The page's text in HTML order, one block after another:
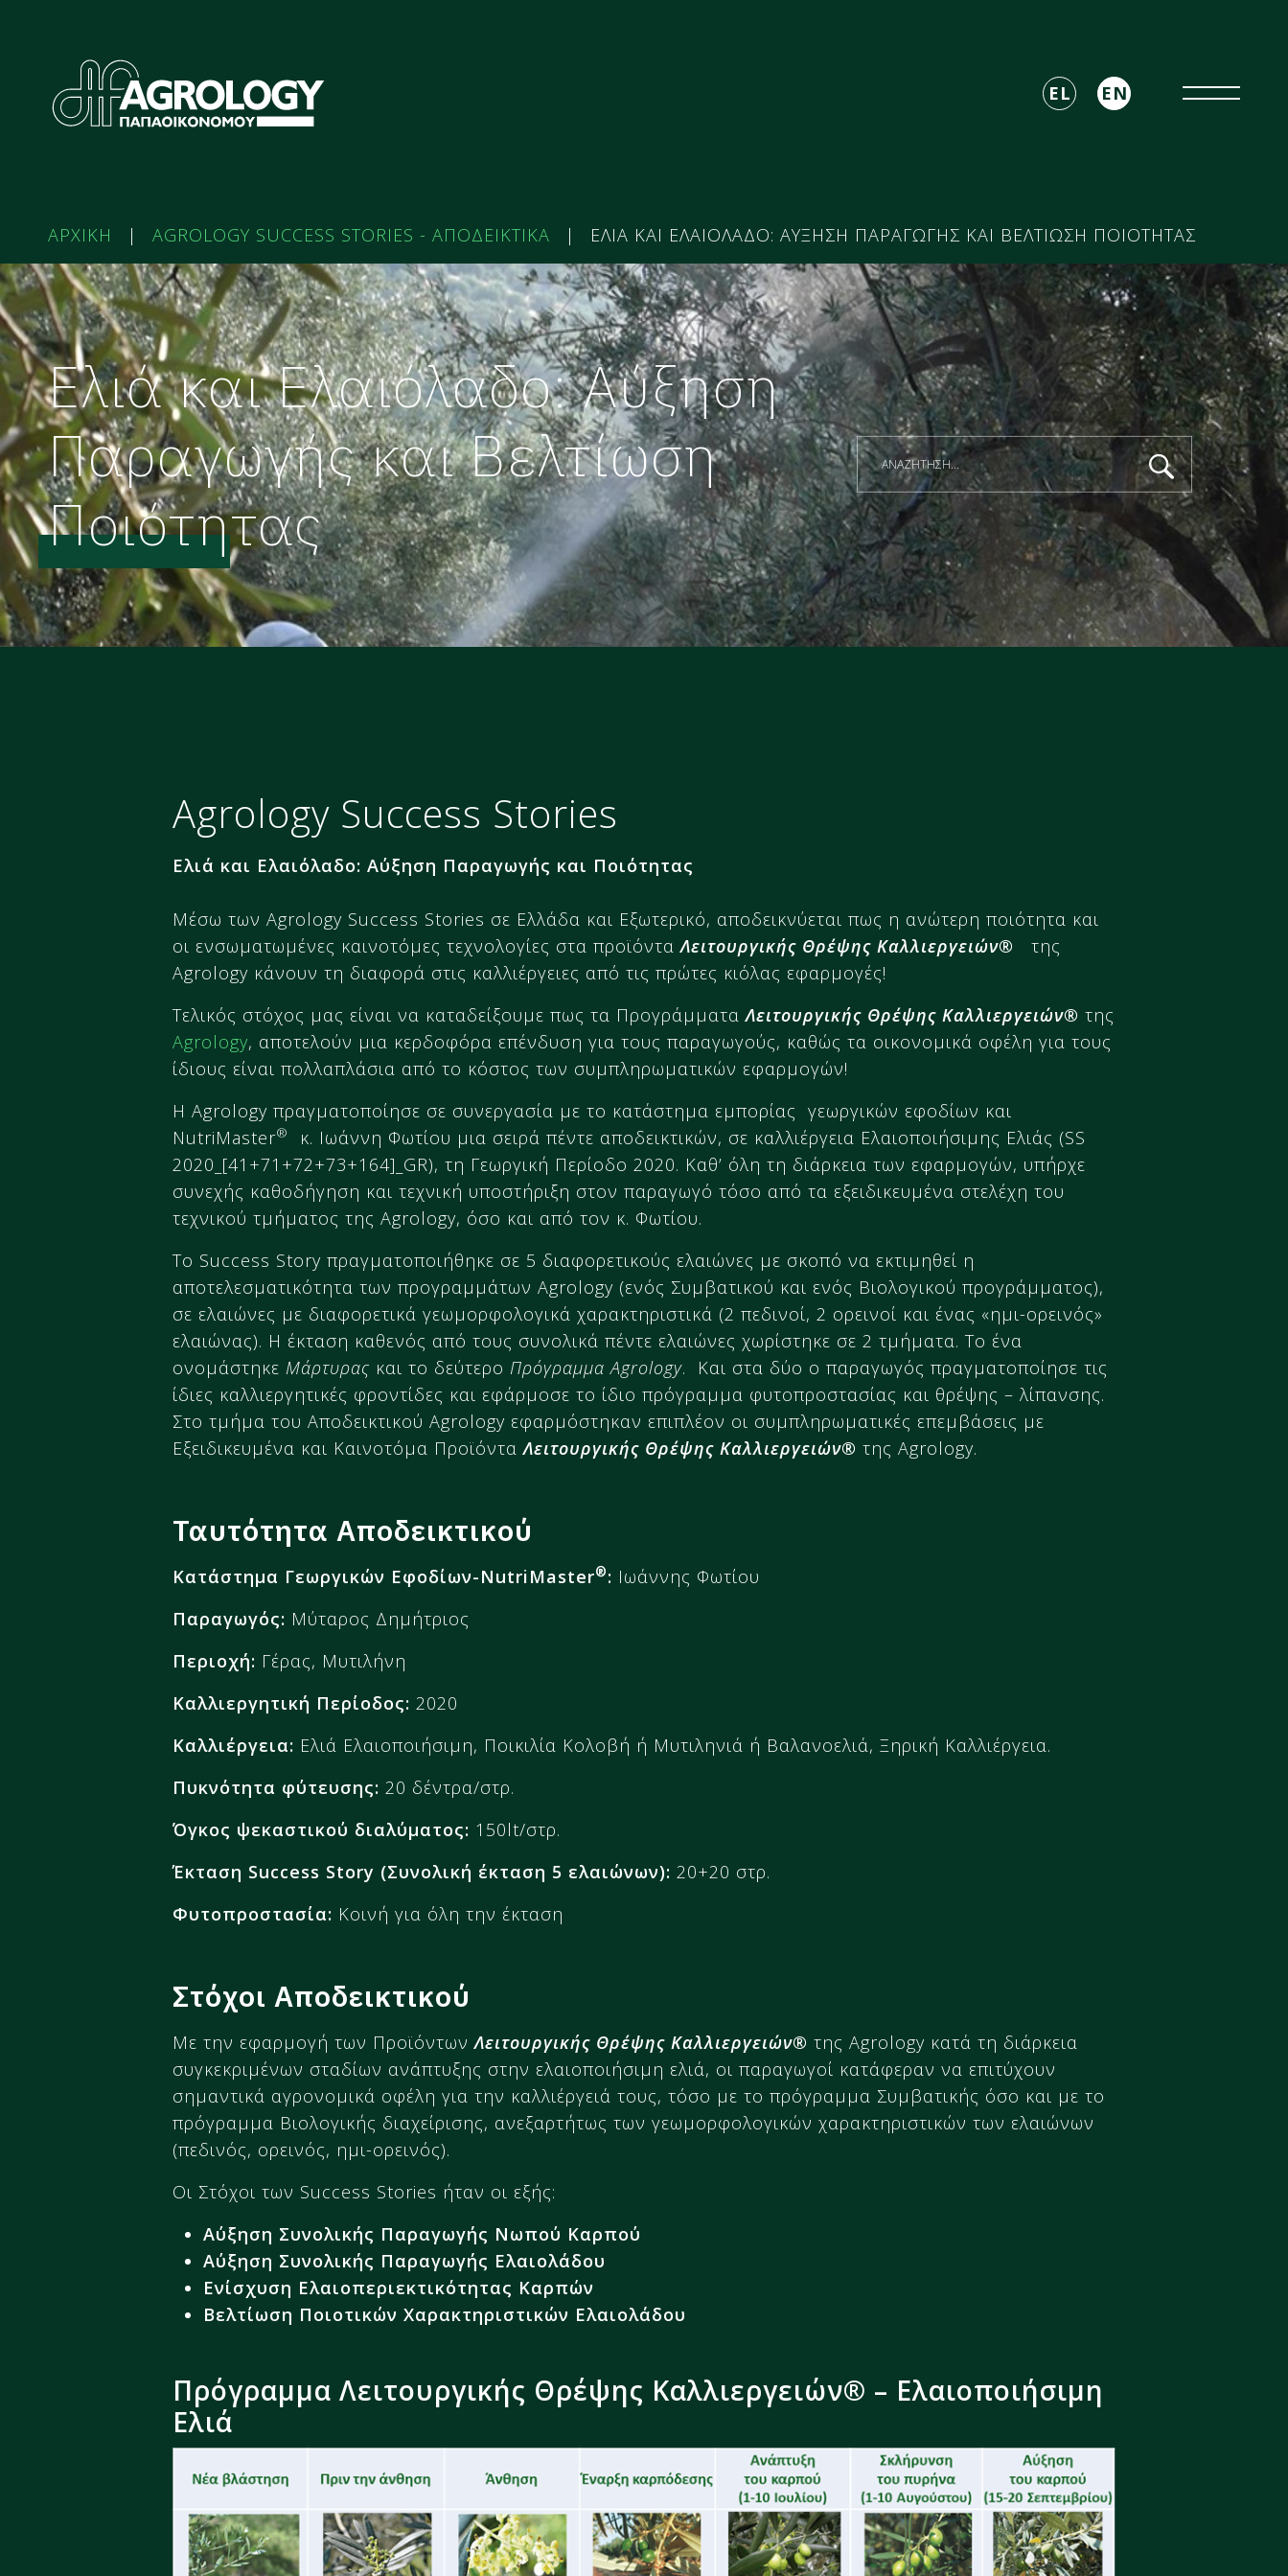
EL EN
ΑΡΧΙΚΗ | AGROLOGY SUCCESS STORIES - ΑΠΟΔΕΙΚΤΙΚΑ | ΕΛΙΑ ΚΑΙ ΕΛΑΙΟΛΑΔΟ: ΑΥΞΗΣΗ ΠΑΡΑΓΩΓΗΣ ΚΑΙ ΒΕΛΤΙΩΣΗ ΠΟΙΟΤΗΤΑΣ
Ελιά και Ελαιόλαδο: Αύξηση
Παραγωγής και Βελτίωση
Ποιότητας
Agrology Success Stories
Ελιά και Ελαιόλαδο: Αύξηση Παραγωγής και Ποιότητας
Μέσω των Agrology Success Stories σε Ελλάδα και Εξωτερικό, αποδεικνύεται πως η ανώτερη ποιότητα και
οι ενσωματωμένες καινοτόμες τεχνολογίες στα προϊόνταΛειτουργικής Θρέψης Καλλιεργειών® της
Agrology κάνουν τη διαφορά στις καλλιέργειες από τις πρώτες κιόλας εφαρμογές!
Τελικός στόχος μας είναι να καταδείξουμε πως τα ΠρογράμματαΛειτουργικής Θρέψης Καλλιεργειών® της
Agrology, αποτελούν μια κερδοφόρα επένδυση για τους παραγωγούς, καθώς τα οικονομικά οφέλη για τους
ίδιους είναι πολλαπλάσια από το κόστος των συμπληρωματικών εφαρμογών!
Η Agrology πραγματοποίησε σε συνεργασία με το κατάστημα εμπορίας γεωργικών εφοδίων και
NutriMaster®
κ. Ιωάννη Φωτίου μια σειρά πέντε αποδεικτικών, σε καλλιέργεια Ελαιοποιήσιμης Ελιάς (SS
2020_[41+71+72+73+164]_GR), τη Γεωργική Περίοδο 2020. Καθ’ όλη τη διάρκεια των εφαρμογών, υπήρχε
συνεχής καθοδήγηση και τεχνική υποστήριξη στον παραγωγό τόσο από τα εξειδικευμένα στελέχη του
τεχνικού τμήματος της Agrology, όσο και από τον κ. Φωτίου.
Το Success Story πραγματοποιήθηκε σε 5 διαφορετικούς ελαιώνες με σκοπό να εκτιμηθεί η
αποτελεσματικότητα των προγραμμάτων Agrology (ενός Συμβατικού και ενός Βιολογικού προγράμματος),
σε ελαιώνες με διαφορετικά γεωμορφολογικά χαρακτηριστικά (2 πεδινοί, 2 ορεινοί και ένας «ημι-ορεινός»
ελαιώνας). Η έκταση καθενός από τους συνολικά πέντε ελαιώνες χωρίστηκε σε 2 τμήματα. Το ένα
ονομάστηκε Μάρτυρας και το δεύτερο Πρόγραμμα Agrology. Και στα δύο ο παραγωγός πραγματοποίησε τις
ίδιες καλλιεργητικές φροντίδες και εφάρμοσε το ίδιο πρόγραμμα φυτοπροστασίας και θρέψης – λίπανσης.
Στο τμήμα του Αποδεικτικού Agrology εφαρμόστηκαν επιπλέον οι συμπληρωματικές επεμβάσεις με
Εξειδικευμένα και Καινοτόμα ΠροϊόνταΛειτουργικής Θρέψης Καλλιεργειών® της Agrology.
Ταυτότητα Αποδεικτικού
Κατάστημα Γεωργικών Εφοδίων-NutriMaster®: Ιωάννης Φωτίου
Παραγωγός: Μύταρος Δημήτριος
Περιοχή: Γέρας, Μυτιλήνη
Καλλιεργητική Περίοδος: 2020
Καλλιέργεια: Ελιά Ελαιοποιήσιμη, Ποικιλία Κολοβή ή Μυτιληνιά ή Βαλανοελιά, Ξηρική Καλλιέργεια.
Πυκνότητα φύτευσης: 20 δέντρα/στρ.
Όγκος ψεκαστικού διαλύματος: 150lt/στρ.
Έκταση Success Story (Συνολική έκταση 5 ελαιώνων): 20+20 στρ.
Φυτοπροστασία: Κοινή για όλη την έκταση
Στόχοι Αποδεικτικού
Με την εφαρμογή των ΠροϊόντωνΛειτουργικής Θρέψης Καλλιεργειών® της Agrology κατά τη διάρκεια
συγκεκριμένων σταδίων ανάπτυξης στην ελαιοποιήσιμη ελιά, οι παραγωγοί κατάφεραν να επιτύχουν
σημαντικά αγρονομικά οφέλη για την καλλιέργειά τους, τόσο με το πρόγραμμα Συμβατικής όσο και με το
πρόγραμμα Βιολογικής διαχείρισης, ανεξαρτήτως των γεωμορφολογικών χαρακτηριστικών των ελαιώνων
(πεδινός, ορεινός, ημι-ορεινός).
Οι Στόχοι των Success Stories ήταν οι εξής:
Αύξηση Συνολικής Παραγωγής Νωπού Καρπού
Αύξηση Συνολικής Παραγωγής Ελαιολάδου
Ενίσχυση Ελαιοπεριεκτικότητας Καρπών
Βελτίωση Ποιοτικών Χαρακτηριστικών Ελαιολάδου
Πρόγραμμα Λειτουργικής Θρέψης Καλλιεργειών® – Ελαιοποιήσιμη
Ελιά